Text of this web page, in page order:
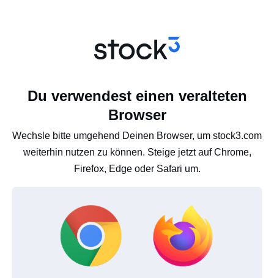
Du verwendest einen veralteten
Browser
Wechsle bitte umgehend Deinen Browser, um stock3.com
weiterhin nutzen zu können. Steige jetzt auf Chrome,
Firefox, Edge oder Safari um.